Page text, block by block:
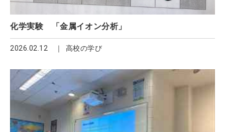
化学実験 「金属イオン分析」
2026.02.12 高校の学び